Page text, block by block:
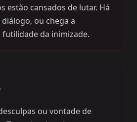
estão cansados de lutar. Há
ou chega a
da inimizade.
ou vontade de